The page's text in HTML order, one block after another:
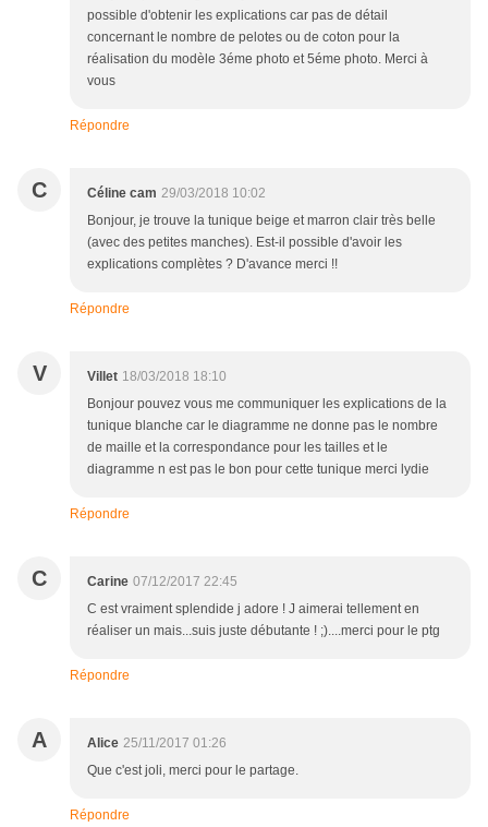
possible d'obtenir les explications car pas de détail
concernant le nombre de pelotes ou de coton pour la
réalisation du modèle 3éme photo et 5éme photo. Merci à
vous
Répondre
C Céline cam 29/03/2018 10:02
Bonjour, je trouve la tunique beige et marron clair très belle
(avec des petites manches). Est-il possible d'avoir les
explications complètes ? D'avance merci !!
Répondre
V Villet 18/03/2018 18:10
Bonjour pouvez vous me communiquer les explications de la
tunique blanche car le diagramme ne donne pas le nombre
de maille et la correspondance pour les tailles et le
diagramme n est pas le bon pour cette tunique merci lydie
Répondre
C Carine 07/12/2017 22:45
C est vraiment splendide j adore ! J aimerai tellement en
réaliser un mais...suis juste débutante ! ;)....merci pour le ptg
Répondre
A Alice 25/11/2017 01:26
Que c'est joli, merci pour le partage.
Répondre